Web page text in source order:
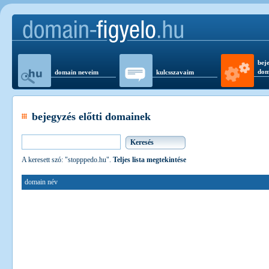
domain neveim kulcsszavaim
bejegyzés előtti domainek
A keresett szó: "stopppedo.hu". Teljes lista megtekintése
domain név